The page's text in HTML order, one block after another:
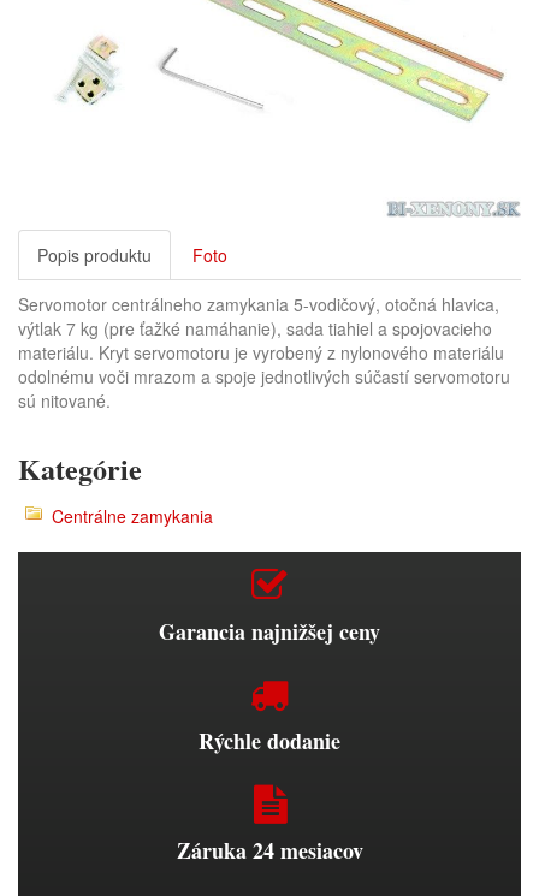
Popis produktu Foto
Servomotor centrálneho zamykania 5-vodičový, otočná hlavica,
výtlak 7 kg (pre ťažké namáhanie), sada tiahiel a spojovacieho
materiálu. Kryt servomotoru je vyrobený z nylonového materiálu
odolnému voči mrazom a spoje jednotlivých súčastí servomotoru
sú nitované.
Kategórie
Centrálne zamykania
Garancia najnižšej ceny
Rýchle dodanie
Záruka 24 mesiacov